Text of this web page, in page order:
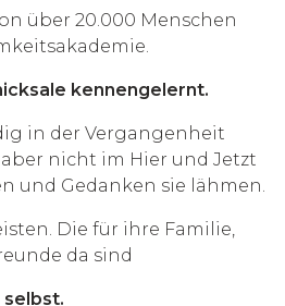
über 20.000 Menschen
kennengelernt.
in der Vergangenheit
nicht im Hier und Jetzt
und Gedanken sie lähmen.
Die für ihre Familie,
da sind
selbst.